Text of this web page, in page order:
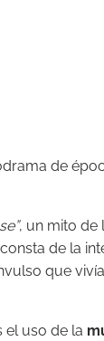
de
, un mito de
de la
que
el uso de la